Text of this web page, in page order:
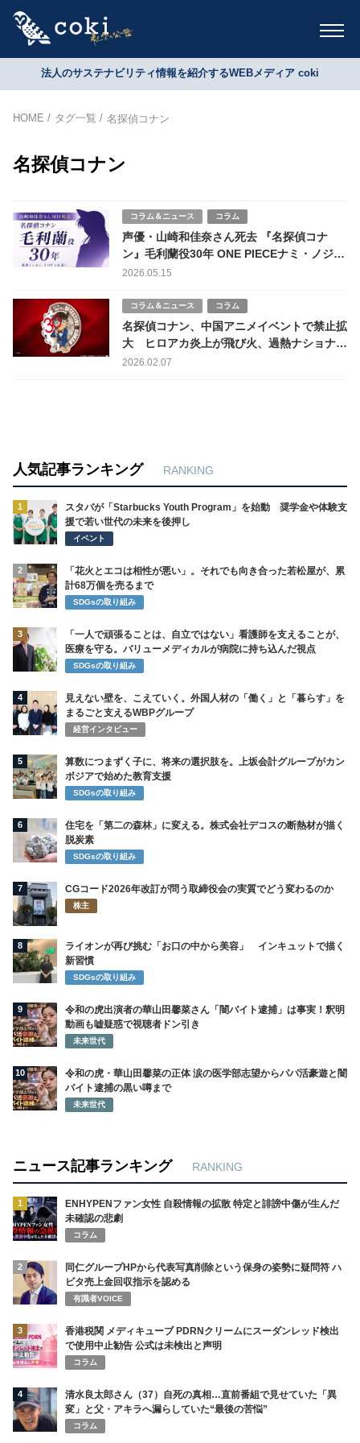
法人のサステナビリティ情報を紹介するWEBメディア coki
HOME タグ一覧 名探偵コナン
名探偵コナン
コラム＆ニュース コラム
声優・山崎和佳奈さん死去 『名探偵コナ
ン』毛利蘭役30年 ONE PIECEナミ・ノジコ
姉妹の絆で代役 後任は岡村明美へ 追悼の声
2026.05.15
コラム＆ニュース コラム
名探偵コナン、中国アニメイベントで禁止拡
大 ヒロアカ炎上が飛び火、過熱ナショナリ
ズムの代償
2026.02.07
人気記事ランキング RANKING
1
スタバが「Starbucks Youth Program」を始動 奨学金や体験支
援で若い世代の未来を後押し
イベント
2
「花火とエコは相性が悪い」。それでも向き合った若松屋が、累
計68万個を売るまで
SDGsの取り組み
3
「一人で頑張ることは、自立ではない」看護師を支えることが、
医療を守る。バリューメディカルが病院に持ち込んだ視点
SDGsの取り組み
4
見えない壁を、こえていく。外国人材の「働く」と「暮らす」を
まるごと支えるWBPグループ
経営インタビュー
5
算数につまずく子に、将来の選択肢を。上坂会計グループがカン
ボジアで始めた教育支援
SDGsの取り組み
6
住宅を「第二の森林」に変える。株式会社デコスの断熱材が描く
脱炭素
SDGsの取り組み
7 CGコード2026年改訂が問う取締役会の実質でどう変わるのか
株主
8
ライオンが再び挑む「お口の中から美容」 インキュットで描く
新習慣
SDGsの取り組み
9
令和の虎出演者の華山田馨菜さん「闇バイト逮捕」は事実！釈明
動画も嘘疑惑で視聴者ドン引き
未来世代
10
令和の虎・華山田馨菜の正体 涙の医学部志望からパパ活豪遊と闇
バイト逮捕の黒い噂まで
未来世代
ニュース記事ランキング RANKING
1
ENHYPENファン女性 自殺情報の拡散 特定と誹謗中傷が生んだ
未確認の悲劇
コラム
2
同仁グループHPから代表写真削除という保身の姿勢に疑問符 ハ
ビタ売上金回収指示を認める
有識者VOICE
3
香港税関 メディキューブ PDRNクリームにスーダンレッド検出
で使用中止勧告 公式は未検出と声明
コラム
4
清水良太郎さん（37）自死の真相…直前番組で見せていた「異
変」と父・アキラへ漏らしていた“最後の苦悩”
コラム